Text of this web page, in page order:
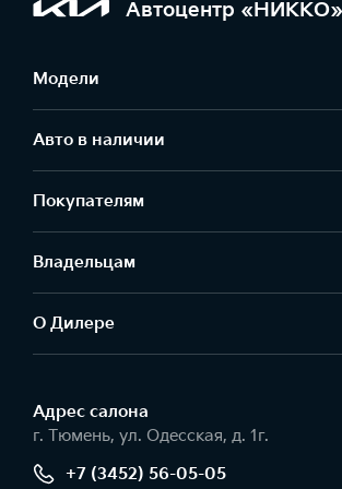
Автоцентр «НИККО»
Модели
Авто в наличии
Покупателям
Владельцам
О Дилере
Адрес салонa
г. Тюмень, ул. Одесская, д. 1г.
+7 (3452) 56-05-05